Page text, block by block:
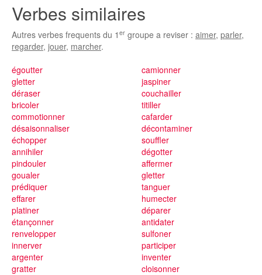
Verbes similaires
Autres verbes frequents du 1 er groupe a reviser : aimer, parler,
regarder, jouer, marcher.
égoutter
gletter
déraser
bricoler
commotionner
désaisonnaliser
échopper
annihiler
pindouler
camionner
jaspiner
couchailler
titiller
cafarder
décontaminer
souffler
dégotter
affermer
goualer
prédiquer
effarer
platiner
étançonner
renvelopper
innerver
argenter
gratter
gletter
tanguer
humecter
déparer
antidater
sulfoner
participer
inventer
cloisonner